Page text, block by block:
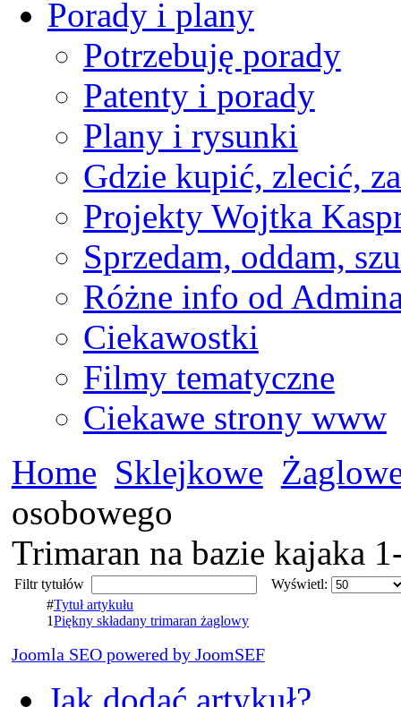
Porady i plany
Potrzebuję porady
Patenty i porady
Plany i rysunki
Gdzie kupić, zlecić,
Projekty Wojtka
Sprzedam, oddam,
Różne info od
Ciekawostki
Filmy tematyczne
Ciekawe strony www
Home Sklejkowe
osobowego
Trimaran na bazie kajaka
Filtr tytułów
Wyświetl:
#Tytuł artykułu
1Piękny składany trimaran żaglowy
Joomla SEO powered by JoomSEF
Jak dodać artykuł?